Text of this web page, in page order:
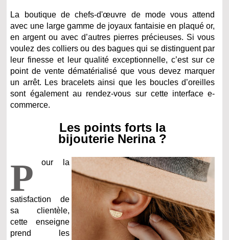
La boutique de chefs-d'œuvre de mode vous attend
avec une large gamme de joyaux fantaisie en plaqué or,
en argent ou avec d’autres pierres précieuses. Si vous
voulez des colliers ou des bagues qui se distinguent par
leur finesse et leur qualité exceptionnelle, c’est sur ce
point de vente dématérialisé que vous devez marquer
un arrêt. Les bracelets ainsi que les boucles d’oreilles
sont également au rendez-vous sur cette interface e-
commerce.
Les points forts la
bijouterie Nerina ?
P our la
satisfaction de
sa clientèle,
cette enseigne
prend les